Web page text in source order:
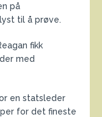
på
til å prøve.
fikk
med
en statsleder
for det fineste